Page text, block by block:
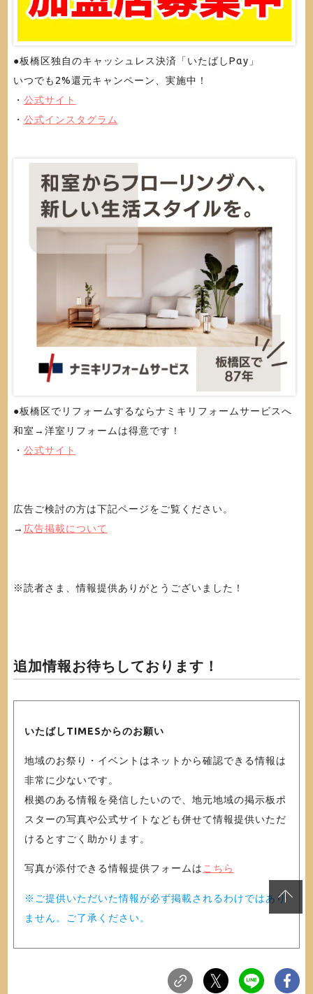
●板橋区独自のキャッシュレス決済「いたばしPαy」
いつでも2%還元キャンペーン、実施中！
・ 公式サイト
・ 公式インスタグラム
●板橋区でリフォームするならナミキリフォームサービスへ
和室→洋室リフォームは得意です！
・ 公式サイト
広告ご検討の方は下記ページをご覧ください。
→ 広告掲載について
※読者さま、情報提供ありがとうございました！
追加情報お待ちしております！
いたばしTIMESからのお願い
地域のお祭り・イベントはネットから確認できる情報は
非常に少ないです。
根拠のある情報を発信したいので、地元地域の掲示板ポ
スターの写真や公式サイトなども併せて情報提供いただ
けるとすごく助かります。
写真が添付できる情報提供フォームは こちら
※ご提供いただいた情報が必ず掲載されるわけではあり
ません。ご了承ください。